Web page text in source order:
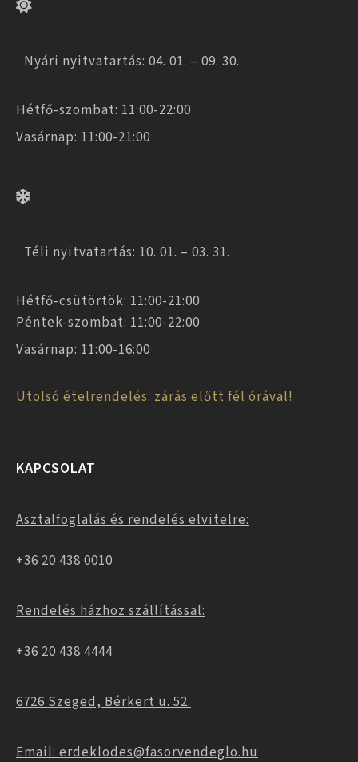
Nyári nyitvatartás: 04. 01. – 09. 30.
Hétfő-szombat: 11:00-22:00
Vasárnap: 11:00-21:00
Téli nyitvatartás: 10. 01. – 03. 31.
Hétfő-csütörtök: 11:00-21:00
Péntek-szombat: 11:00-22:00
Vasárnap: 11:00-16:00
Utolsó ételrendelés: zárás előtt fél órával!
KAPCSOLAT
Asztalfoglalás és rendelés elvitelre:
+36 20 438 0010
Rendelés házhoz szállítással:
+36 20 438 4444
6726 Szeged, Bérkert u. 52.
Email: erdeklodes@fasorvendeglo.hu